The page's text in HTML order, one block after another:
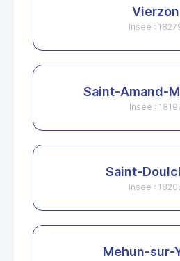
Vierzon
Insee :
Saint-Amand-
Insee :
Saint-
Insee :
Mehun-sur-